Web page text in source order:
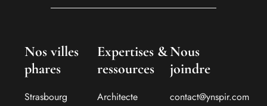
Nos villes
phares
Strasbourg
Expertises &
ressources
Architecte
Nous
joindre
contact@ynspir.com